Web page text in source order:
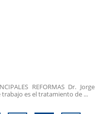
REFORMAS Dr. Jorge
es el tratamiento de ...